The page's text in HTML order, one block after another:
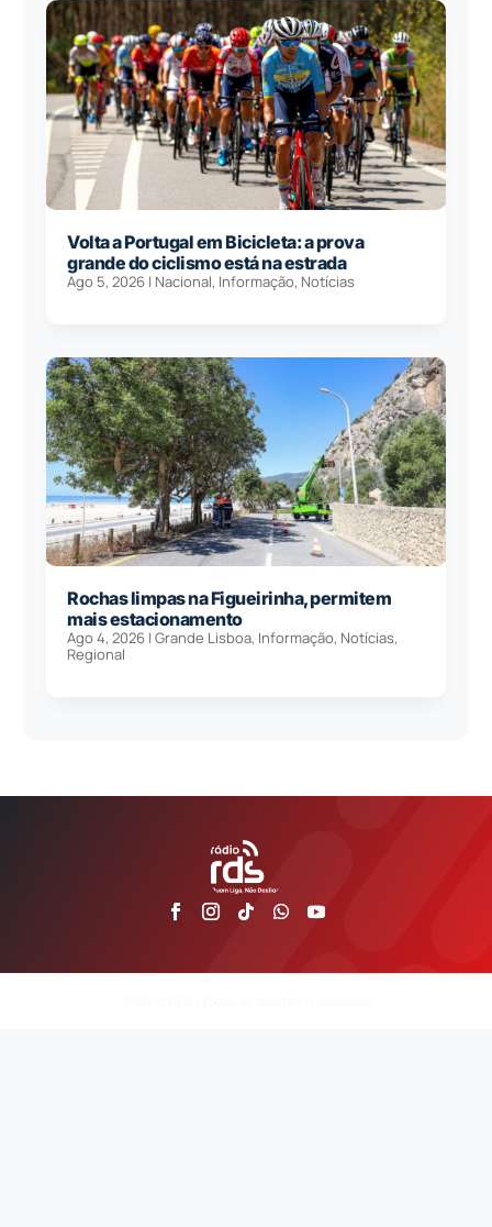
Volta a Portugal em Bicicleta: a prova
grande do ciclismo está na estrada
Ago 5, 2026 | Nacional, Informação, Notícias
Rochas limpas na Figueirinha, permitem
mais estacionamento
Ago 4, 2026 |Grande Lisboa, Informação, Notícias,
Regional